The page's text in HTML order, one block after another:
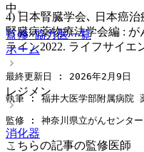
中。
監修･協力医一覧
ホーム
レジメン
消化器
4) 日本腎臓学会､ 日本癌
腎臓病薬物療法学会編 :
ライン2022. ライフサイエ
最終更新日 : 2026年2月9日
執筆 : 福井大医学部附属病院
監修 : 神奈川県立がんセンタ
こちらの記事の監修医師